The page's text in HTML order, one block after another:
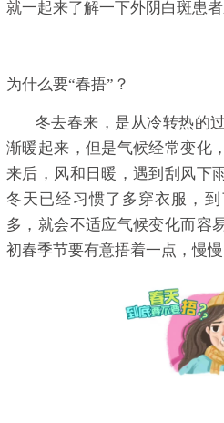
就一起来了解一下外阴白斑患
为什么要“春捂”？
冬去春来，是从冷转热的过
渐暖起来，但是气候经常变化
来后，风和日暖，遇到刮风下
冬天已经习惯了多穿衣服，
多，就会不适应气候变化而容
初春季节要有意捂着一点，慢慢